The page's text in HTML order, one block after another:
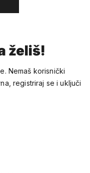
želiš!
Nemaš korisnički
registriraj se i uključi